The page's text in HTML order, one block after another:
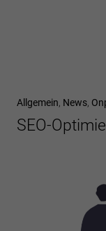
Allgemein, News,
SEO-